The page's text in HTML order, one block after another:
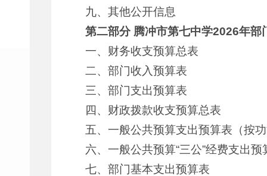
九、其他公开信息
第二部分 腾冲市第七中学2026年部
一、财务收支预算总表
二、部门收入预算表
三、部门支出预算表
四、财政拨款收支预算总表
五、一般公共预算支出预算表（按
六、一般公共预算“三公”经费支出预
七、部门基本支出预算表